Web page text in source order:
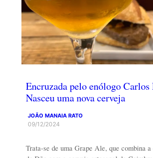
Encruzada pelo enólogo Carlos
Nasceu uma nova cerveja
JOÃO MANAIA RATO
09/12/2024
Trata-se de uma Grape Ale, que combina